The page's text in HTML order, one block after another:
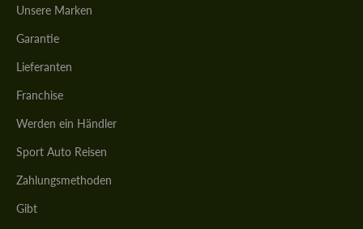
Unsere Marken
Garantie
Lieferanten
Franchise
Werden ein Händler
Sport Auto Reisen
Zahlungsmethoden
Gibt